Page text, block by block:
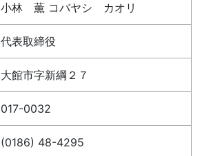
小林 薫 コバヤシ カオリ
代表取締役
大館市字新綱２７
017-0032
(0186) 48-4295